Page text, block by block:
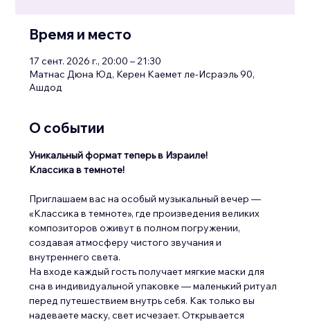
Время и место
17 сент. 2026 г., 20:00 – 21:30
Матнас Дюна Юд, Керен Каемет ле-Исраэль 90,
Ашдод
О событии
Уникальный формат теперь в Израиле!
Классика в темноте!
Приглашаем вас на особый музыкальный вечер —
«Классика в темноте», где произведения великих
композиторов оживут в полном погружении,
создавая атмосферу чистого звучания и
внутреннего света.
На входе каждый гость получает мягкие маски для
сна в индивидуальной упаковке — маленький ритуал
перед путешествием внутрь себя. Как только вы
надеваете маску, свет исчезает. Открывается